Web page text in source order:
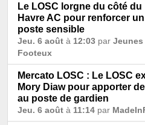
Le LOSC lorgne du côté du
Havre AC pour renforcer un
poste sensible
Jeu. 6 août à 12:03 par Jeunes
Footeux
Mercato LOSC : Le LOSC
Mory Diaw pour apporter
au poste de gardien
Jeu. 6 août à 11:14 par